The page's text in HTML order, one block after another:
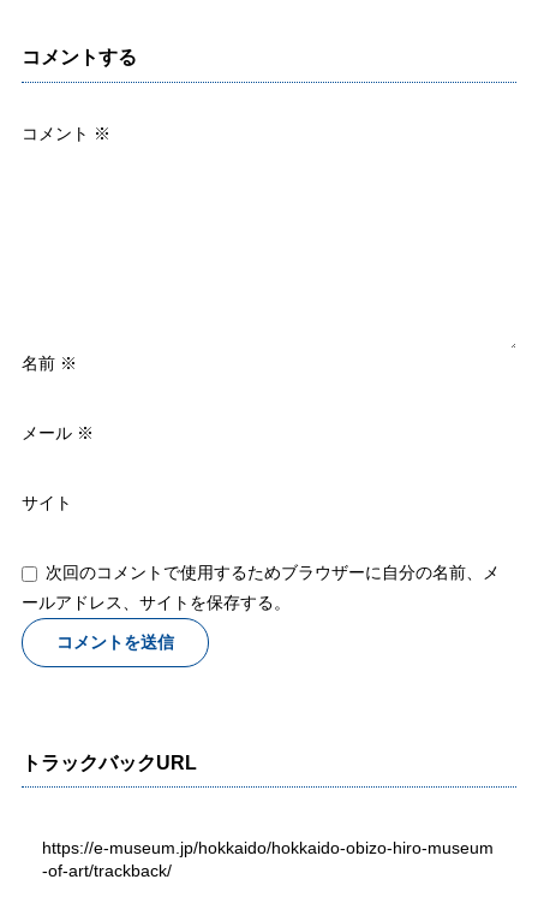
コメントする
コメント ※
名前 ※
メール ※
サイト
次回のコメントで使用するためブラウザーに自分の名前、メ
ールアドレス、サイトを保存する。
トラックバックURL
https://e-museum.jp/hokkaido/hokkaido-obizo-hiro-museum
-of-art/trackback/